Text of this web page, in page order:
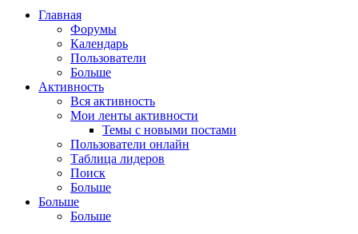
Главная
Форумы
Календарь
Пользователи
Больше
Активность
Вся активность
Мои ленты активности
Темы с новыми постами
Пользователи онлайн
Таблица лидеров
Поиск
Больше
Больше
Больше